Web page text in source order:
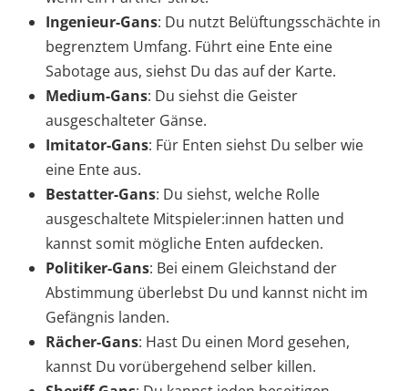
Ingenieur-Gans: Du nutzt Belüftungsschächte in
begrenztem Umfang. Führt eine Ente eine
Sabotage aus, siehst Du das auf der Karte.
Medium-Gans: Du siehst die Geister
ausgeschalteter Gänse.
Imitator-Gans: Für Enten siehst Du selber wie
eine Ente aus.
Bestatter-Gans: Du siehst, welche Rolle
ausgeschaltete Mitspieler:innen hatten und
kannst somit mögliche Enten aufdecken.
Politiker-Gans: Bei einem Gleichstand der
Abstimmung überlebst Du und kannst nicht im
Gefängnis landen.
Rächer-Gans: Hast Du einen Mord gesehen,
kannst Du vorübergehend selber killen.